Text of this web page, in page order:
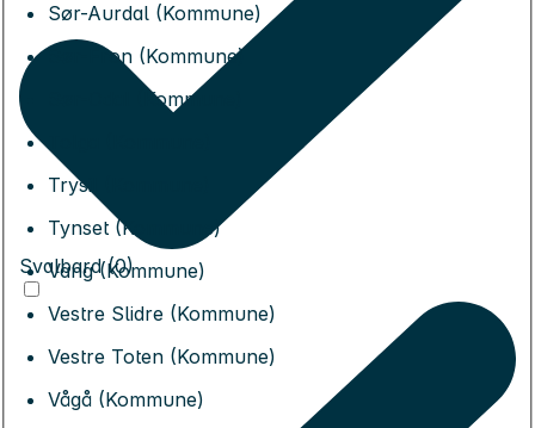
Sør-Aurdal (Kommune)
Sør-Fron (Kommune)
Sør-Odal (Kommune)
Trysil (Kommune)
Tynset (Kommune)
Vang (Kommune)
Vestre Slidre (Kommune)
Vestre Toten (Kommune)
Vågå (Kommune)
Svalbard (0)